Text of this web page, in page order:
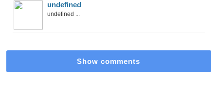
undefined
undefined ...
Show comments